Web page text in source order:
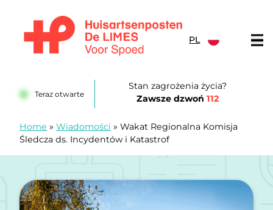
PL
Teraz otwarte
Stan zagrożenia życia?
Zawsze dzwoń 112
Home » Wiadomości » Wakat Regionalna Komisja
Śledcza ds. Incydentów i Katastrof